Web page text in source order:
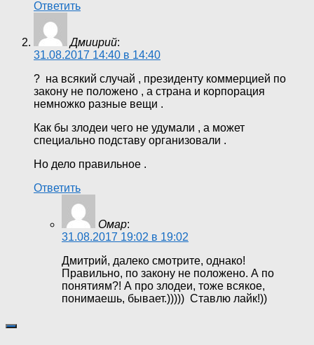
Ответить
Дмиирий:
31.08.2017 14:40 в 14:40
? на всякий случай , президенту коммерцией по
закону не положено , а страна и корпорация
немножко разные вещи .
Как бы злодеи чего не удумали , а может
специально подставу организовали .
Но дело правильное .
Ответить
Омар:
31.08.2017 19:02 в 19:02
Дмитрий, далеко смотрите, однако!
Правильно, по закону не положено. А по
понятиям?! А про злодеи, тоже всякое,
понимаешь, бывает.))))) Ставлю лайк!))